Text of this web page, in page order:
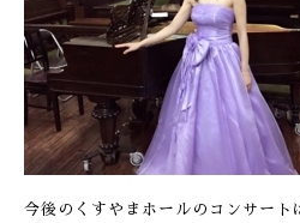
今後のくすやまホールのコンサート